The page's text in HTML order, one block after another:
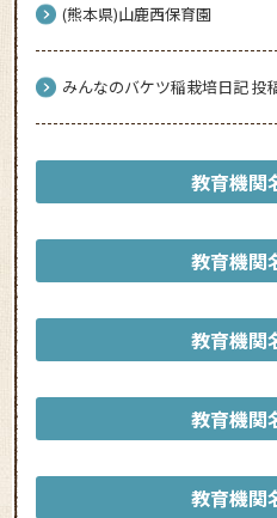
(熊本県)山鹿西保育園
みんなのバケツ稲栽培日記 投
教育機関
教育機関
教育機関
教育機関
教育機関